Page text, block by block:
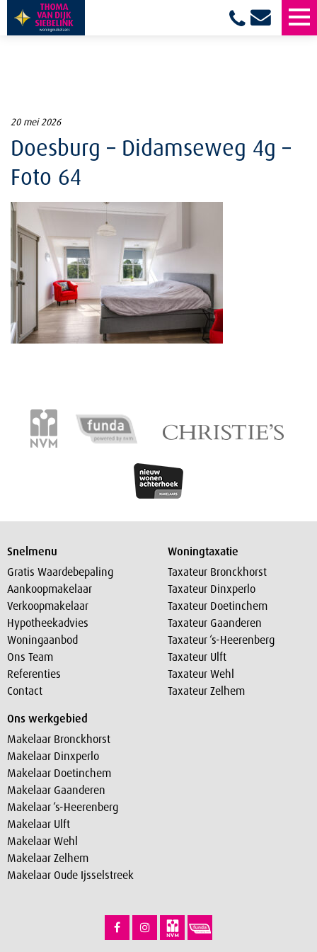
20 mei 2026
Doesburg – Didamseweg 4g –
Foto 64
Snelmenu
Gratis Waardebepaling
Aankoopmakelaar
Verkoopmakelaar
Hypotheekadvies
Woningaanbod
Ons Team
Referenties
Contact
Woningtaxatie
Taxateur Bronckhorst
Taxateur Dinxperlo
Taxateur Doetinchem
Taxateur Gaanderen
Taxateur ‘s-Heerenberg
Taxateur Ulft
Taxateur Wehl
Taxateur Zelhem
Ons werkgebied
Makelaar Bronckhorst
Makelaar Dinxperlo
Makelaar Doetinchem
Makelaar Gaanderen
Makelaar ‘s-Heerenberg
Makelaar Ulft
Makelaar Wehl
Makelaar Zelhem
Makelaar Oude Ijsselstreek